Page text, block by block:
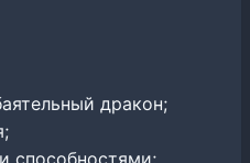
дракон;
способностями;